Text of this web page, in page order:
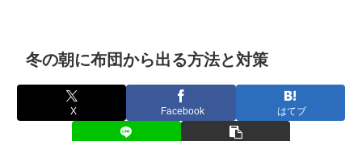
冬の朝に布団から出る方法と対策
X Facebook はてブ